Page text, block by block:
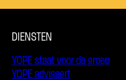
DIENSTEN
YOPE staat voor de groep
YOPE adviseert